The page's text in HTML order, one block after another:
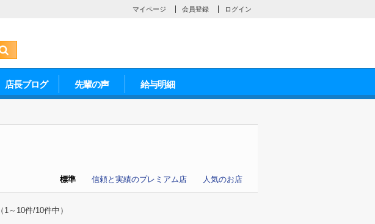
マイページ 会員登録 ログイン
店長ブログ 先輩の声 給与明細
人気のお店
信頼と実績のプレミアム店
標準
（1～10件/10件中）